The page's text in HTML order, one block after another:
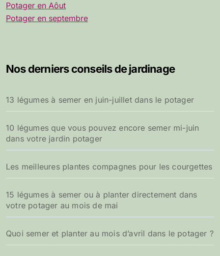
Potager en Aôut
Potager en septembre
Nos derniers conseils de jardinage
13 légumes à semer en juin-juillet dans le potager
10 légumes que vous pouvez encore semer mi-juin
dans votre jardin potager
Les meilleures plantes compagnes pour les courgettes
15 légumes à semer ou à planter directement dans
votre potager au mois de mai
Quoi semer et planter au mois d’avril dans le potager ?